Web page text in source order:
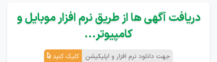
دریافت آگهی ها از طریق نرم افزار موبایل و
کامپیوتر...
جهت دانلود نرم افزار و اپلیکیشن کلیک کنید